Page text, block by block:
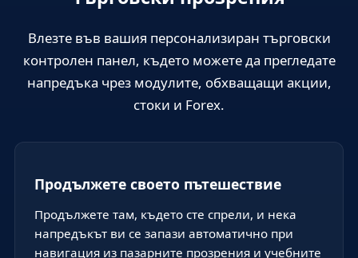
Влезте във вашия персонализиран търговски
контролен панел, където можете да прегледате
напредъка чрез модулите, обхващащи акции,
стоки и Forex.
Продължете своето пътешествие
Продължете там, където сте спрели, и нека
напредъкът ви се запази автоматично при
навигация из пазарните прозрения и учебните